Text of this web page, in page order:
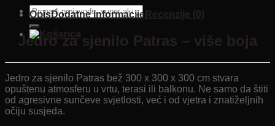
Pretraži:
OpisDodatne informacije Recenzije (0)
Jedro za sjenilo Patras – više boja
Jedro za sjenilo Patras bež 300 x 300 x 300 cm stvara
opuštenu atmosferu u vrtu, terasi ili balkonu. Ne samo da štiti
od agresivne sunčeve svjetlosti, već i od vjetra i znatiželjnih
očiju susjeda.